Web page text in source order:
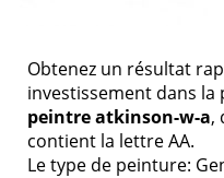
Obtenez un résultat
investissement dans
peintre atkinson-w-a,
contient la lettre AA.
Le type de peinture: